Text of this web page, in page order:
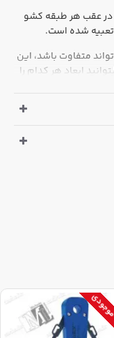
در عقب هر طبقه کشو
شده است.
متفاوت باشد، این
میتوانید ابعاد هر کدام را
توسط شرکت پست